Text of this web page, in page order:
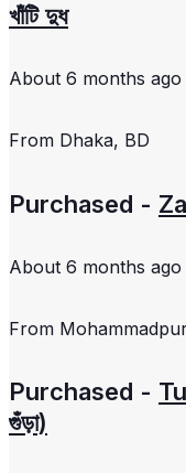
খাঁটি দুধ
About 6 months ago
From Dhaka, BD
Purchased -
About 6 months ago
From
Purchased -
গুঁড়া)